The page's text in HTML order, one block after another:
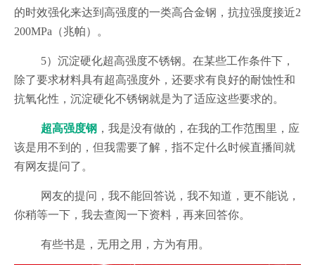
的时效强化来达到高强度的一类高合金钢，抗拉强度接近2
200MPa（兆帕）。
5）沉淀硬化超高强度不锈钢。在某些工作条件下，
除了要求材料具有超高强度外，还要求有良好的耐蚀性和
抗氧化性，沉淀硬化不锈钢就是为了适应这些要求的。
超高强度钢 ，我是没有做的，在我的工作范围里，应
该是用不到的，但我需要了解，指不定什么时候直播间就
有网友提问了。
网友的提问，我不能回答说，我不知道，更不能说，
你稍等一下，我去查阅一下资料，再来回答你。
有些书是，无用之用，方为有用。